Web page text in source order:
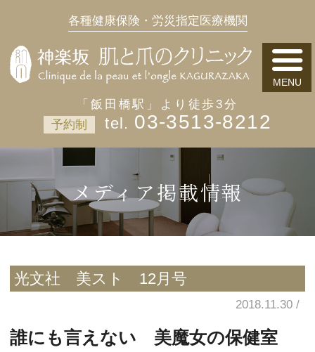
各種健康保険・労災指定医療機関
「飯田橋駅」より徒歩3分
予約制
03-3513-8212
メディア掲載情報
光文社 美スト 12月号
2018.11.30
誰にも言えない 美魔女の保健室